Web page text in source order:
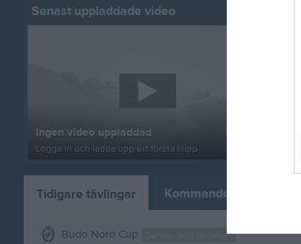
Senast uppladdade video
Ingen video uppladdad
Logga in och ladda upp ert första klipp
Tidigare tävlingar Kommande tävlingar
Senior- och ungdom
Budo Nord Cup